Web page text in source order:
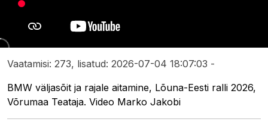
Vaatamisi: 273, lisatud: 2026-07-04 18:07:03 -
BMW väljasõit ja rajale aitamine, Lõuna-Eesti ralli 2026,
Võrumaa Teataja. Video Marko Jakobi